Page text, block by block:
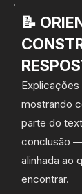
📝
mostrando
parte do
conclusão
alinhada ao
encontrar.